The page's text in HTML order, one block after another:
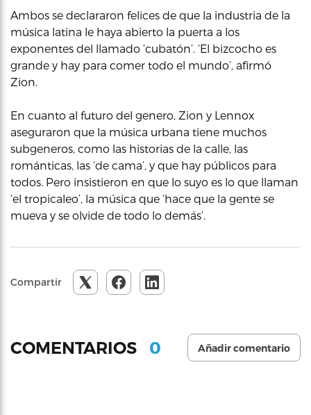
Ambos se declararon felices de que la industria de la
música latina le haya abierto la puerta a los
exponentes del llamado ‘cubatón’. ‘El bizcocho es
grande y hay para comer todo el mundo’, afirmó
Zion.
En cuanto al futuro del genero, Zion y Lennox
aseguraron que la música urbana tiene muchos
subgeneros, como las historias de la calle, las
románticas, las ‘de cama’, y que hay públicos para
todos. Pero insistieron en que lo suyo es lo que llaman
‘el tropicaleo’, la música que ‘hace que la gente se
mueva y se olvide de todo lo demás’.
Compartir
COMENTARIOS 0 Añadir comentario